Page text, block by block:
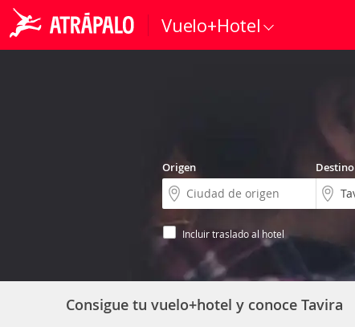
Vuelo+Hotel
Origen Destino
Incluir traslado al hotel
Consigue tu vuelo+hotel y conoce Tavira